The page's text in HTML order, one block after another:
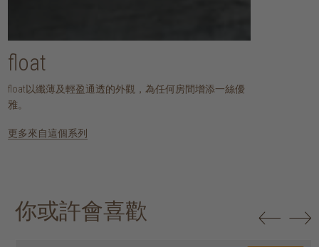
float
float以纖薄及輕盈通透的外觀，為任何房間增添一絲優
雅。
更多來自這個系列
你或許會喜歡